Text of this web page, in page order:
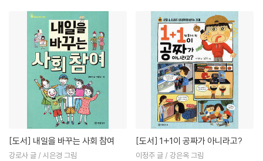
[도서] 내일을 바꾸는 사회 참여
강로사 글 / 시은경 그림
[도서] 1+1이 공짜가 아니라고?
이정주 글 / 강은옥 그림